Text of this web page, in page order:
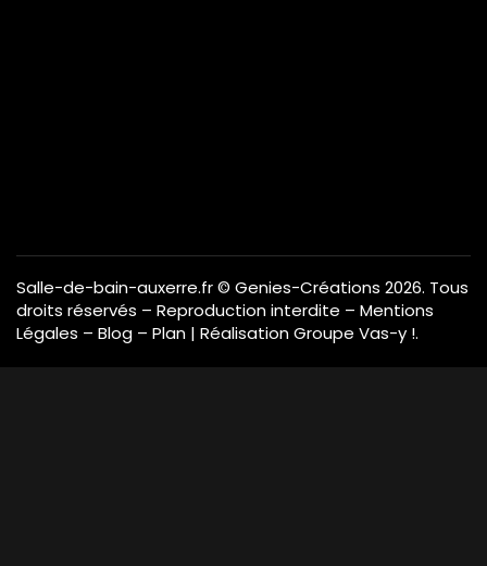
Salle-de-bain-auxerre.fr© Genies-Créations 2026. Tous
droits réservés – Reproduction interdite – Mentions
Légales – Blog – Plan | RéalisationGroupe Vas-y !.